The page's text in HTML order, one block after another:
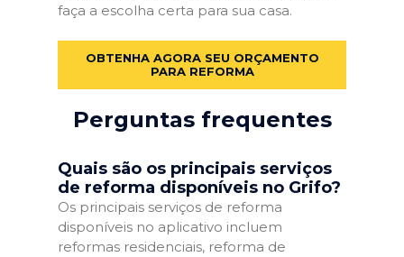
faça a escolha certa para sua casa.
OBTENHA AGORA SEU ORÇAMENTO
PARA REFORMA
Perguntas frequentes
Quais são os principais serviços
de reforma disponíveis no Grifo?
Os principais serviços de reforma
disponíveis no aplicativo incluem
reformas residenciais, reforma de